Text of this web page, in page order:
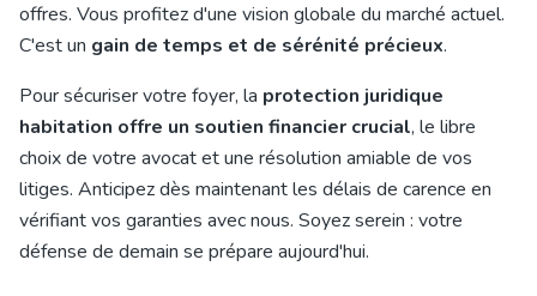
offres. Vous profitez d'une vision globale du marché actuel.
C'est un gain de temps et de sérénité précieux.
Pour sécuriser votre foyer, la protection juridique
habitation offre un soutien financier crucial, le libre
choix de votre avocat et une résolution amiable de vos
litiges. Anticipez dès maintenant les délais de carence en
vérifiant vos garanties avec nous. Soyez serein : votre
défense de demain se prépare aujourd'hui.